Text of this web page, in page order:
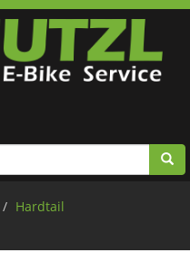
Hardtail